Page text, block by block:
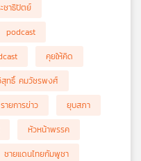
ชาธิปัตย์
podcast
คุยให้คิด
สุทธิ์ คมวัชรพงศ์
รายการข่าว
ยุบสภา
หัวหน้าพรรค
ชายแดนไทยกัมพูชา